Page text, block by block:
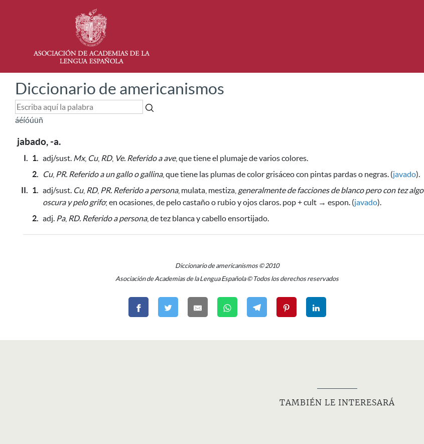
Diccionario de americanismos
áéíóúüñ
jabado, -a.
I. 1. adj/sust. Mx, Cu, RD, Ve. Referido a ave, que tiene el plumaje de varios colores.
2.
Cu, PR. Referido a un gallo o gallina, que tiene las plumas de color grisáceo con pintas pardas o negras. (javado).
II. 1. adj/sust. Cu, RD, PR. Referido a persona, mulata, mestiza, generalmente de facciones de blanco pero con tez algo
oscura y pelo grifo; en ocasiones, de pelo castaño o rubio y ojos claros. pop + cult → espon. (javado).
2. adj. Pa, RD. Referido a persona, de tez blanca y cabello ensortijado.
Diccionario de americanismos © 2010
Asociación de Academias de la Lengua Española © Todos los derechos reservados
TAMBIÉN LE INTERESARÁ